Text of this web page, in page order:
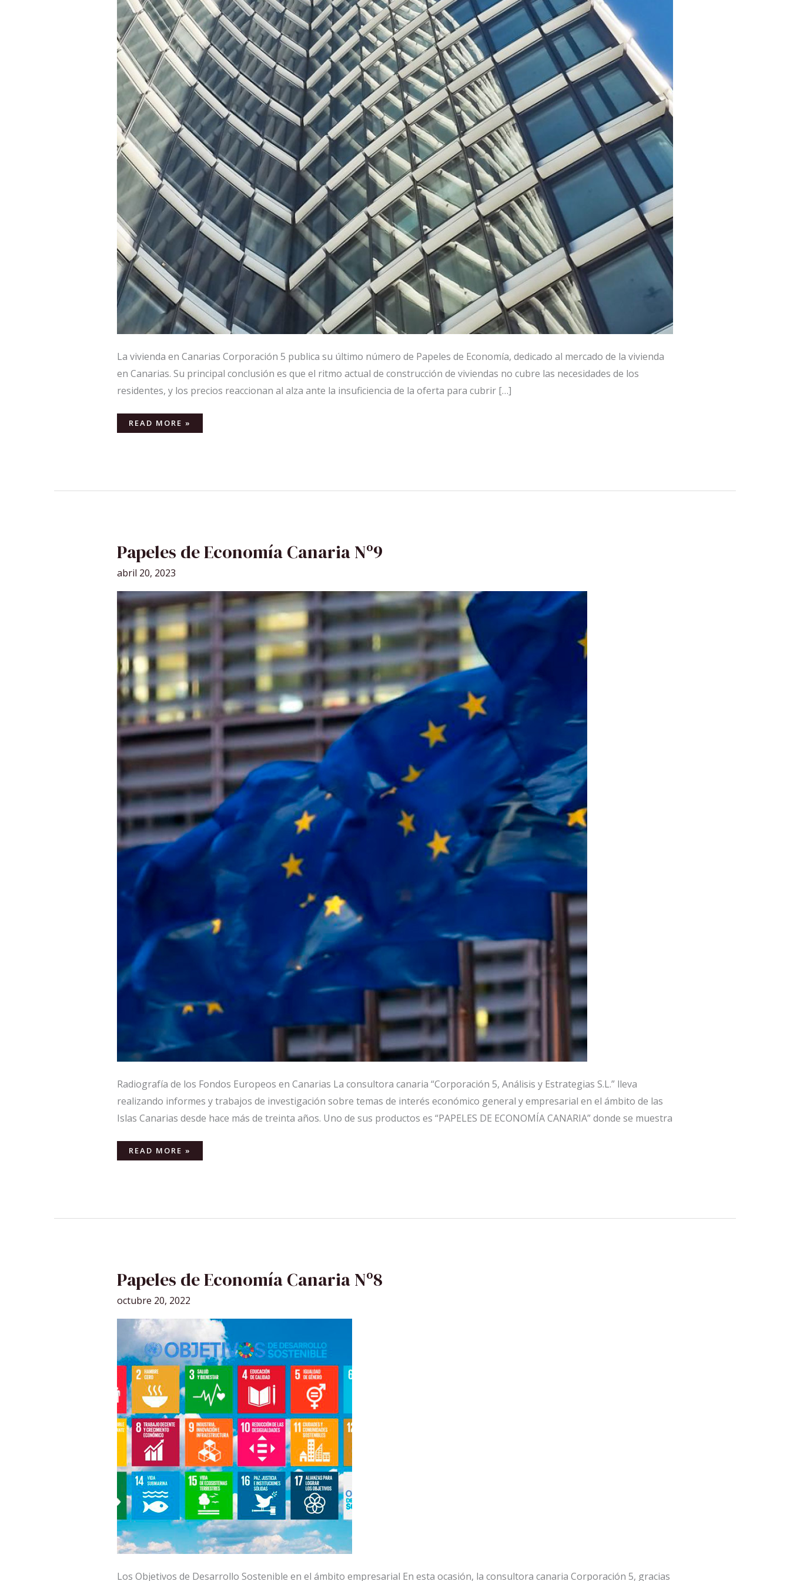
La vivienda en Canarias Corporación 5 publica su último número de Papeles de Economía, dedicado al mercado de la vivienda
en Canarias. Su principal conclusión es que el ritmo actual de construcción de viviendas no cubre las necesidades de los
residentes, y los precios reaccionan al alza ante la insuficiencia de la oferta para cubrir […]
READ MORE »
Papeles de Economía Canaria Nº9
abril 20, 2023
Radiografía de los Fondos Europeos en Canarias La consultora canaria “Corporación 5, Análisis y Estrategias S.L.” lleva
realizando informes y trabajos de investigación sobre temas de interés económico general y empresarial en el ámbito de las
Islas Canarias desde hace más de treinta años. Uno de sus productos es “PAPELES DE ECONOMÍA CANARIA” donde se muestra
PAPELES
DE
ECONOMÍA
CANARIA
Nº9
READ MORE »
Papeles de Economía Canaria Nº8
octubre 20, 2022
Los Objetivos de Desarrollo Sostenible en el ámbito empresarial En esta ocasión, la consultora canaria Corporación 5, gracias
PAPELES
DE
ECONOMÍA
CANARIA
Nº8